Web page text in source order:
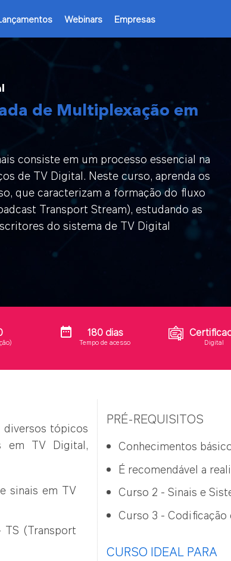
Webinars Empresas
de Multiplexação em
consiste em um processo essencial na
de TV Digital. Neste curso, aprenda os
que caracterizam a formação do fluxo
Transport Stream), estudando as
do sistema de TV Digital
date_range 180 dias
Tempo de acesso Digital
diversos tópicos
em TV Digital,
sinais em TV
(Transport
PRÉ-REQUISITOS
Conhecimentos
É recomendável a
Curso 2 - Sinais e
Curso 3 -
CURSO IDEAL PARA